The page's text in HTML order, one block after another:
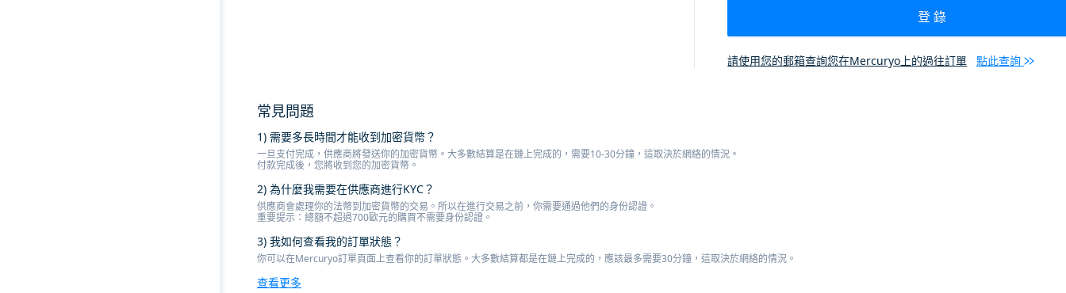
登 錄
請使用您的郵箱查詢您在Mercuryo上的過往訂單 點此查詢
常見問題
1) 需要多長時間才能收到加密貨幣？
一旦支付完成，供應商將發送你的加密貨幣。大多數結算是在鏈上完成的，需要10-30分鐘，這取決於網絡的情況。
付款完成後，您將收到您的加密貨幣。
2) 為什麼我需要在供應商進行KYC？
供應商會處理你的法幣到加密貨幣的交易。所以在進行交易之前，你需要通過他們的身份認證。
重要提示：總額不超過700歐元的購買不需要身份認證。
3) 我如何查看我的訂單狀態？
你可以在Mercuryo訂單頁面上查看你的訂單狀態。大多數結算都是在鏈上完成的，應該最多需要30分鐘，這取決於網絡的情況。
查看更多